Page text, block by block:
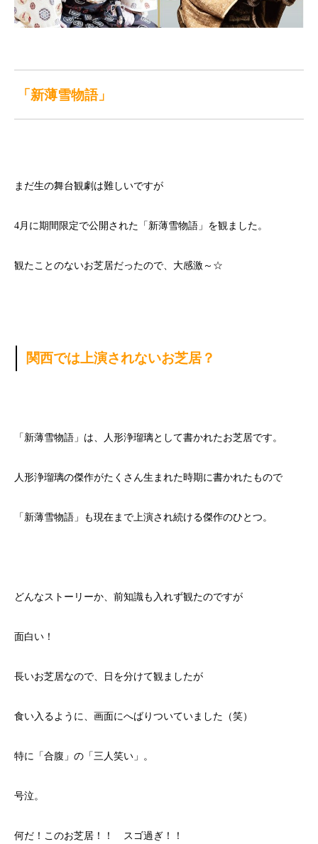
「新薄雪物語」
まだ生の舞台観劇は難しいですが
4月に期間限定で公開された「新薄雪物語」を観ました。
観たことのないお芝居だったので、大感激～☆
関西では上演されないお芝居？
「新薄雪物語」は、人形浄瑠璃として書かれたお芝居です。
人形浄瑠璃の傑作がたくさん生まれた時期に書かれたもので
「新薄雪物語」も現在まで上演され続ける傑作のひとつ。
どんなストーリーか、前知識も入れず観たのですが
面白い！
長いお芝居なので、日を分けて観ましたが
食い入るように、画面にへばりついていました（笑）
特に「合腹」の「三人笑い」。
号泣。
何だ！このお芝居！！ スゴ過ぎ！！